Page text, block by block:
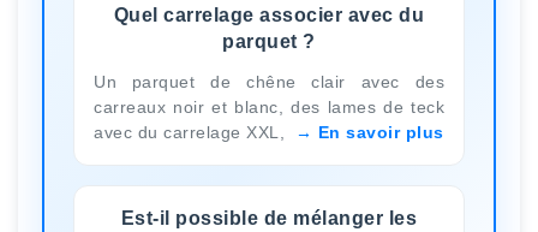
Quel carrelage associer avec du
parquet ?
Un parquet de chêne clair avec des
carreaux noir et blanc, des lames de teck
avec du carrelage XXL,
En savoir plus
Est-il possible de mélanger les